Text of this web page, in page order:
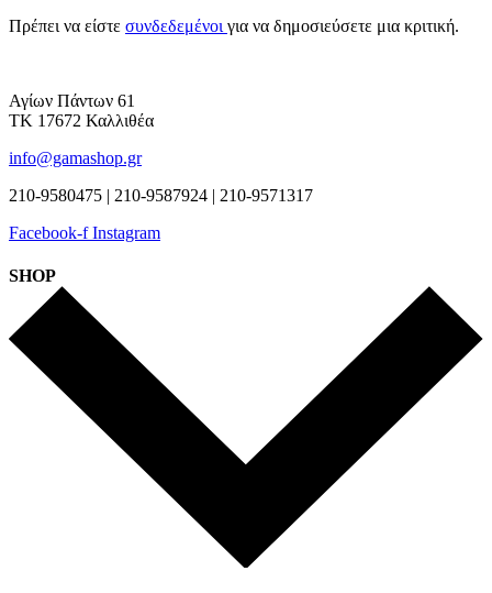
Πρέπει να είστε συνδεδεμένοι για να δημοσιεύσετε μια κριτική.
Αγίων Πάντων 61
ΤΚ 17672 Καλλιθέα
info@gamashop.gr
210-9580475 | 210-9587924 | 210-9571317
Facebook-f Instagram
SHOP